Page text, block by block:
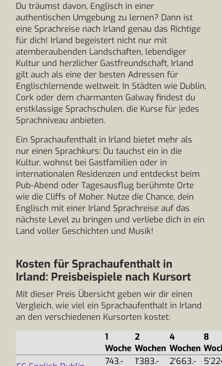
Du träumst davon, Englisch in einer
authentischen Umgebung zu lernen? Dann ist
eine Sprachreise nach Irland genau das Richtige
für dich! Irland begeistert nicht nur mit
atemberaubenden Landschaften, lebendiger
Kultur und herzlicher Gastfreundschaft, Irland
gilt auch als eine der besten Adressen für
Englischlernende weltweit. In Städten wie Dublin,
Cork oder dem charmanten Galway findest du
erstklassige Sprachschulen, die Kurse für jedes
Sprachniveau anbieten.
Ein Sprachaufenthalt in Irland bietet mehr als
nur einen Sprachkurs: Du tauchst ein in die
Kultur, wohnst bei Gastfamilien oder in
internationalen Residenzen und entdeckst beim
Pub-Abend oder Tagesausflug berühmte Orte
wie die Cliffs of Moher. Nutze die Chance, dein
Englisch mit einer Irland Sprachreise auf das
nächste Level zu bringen und verliebe dich in ein
Land voller Geschichten und Musik!
Kosten für Sprachaufenthalt in
Irland: Preisbeispiele nach Kursort
Mit dieser Preis Übersicht geben wir dir einen
Vergleich, wie viel ein Sprachaufenthalt in Irland
an den verschiedenen Kursorten kostet:
1
Woche
2
Wochen
4
Wochen
8
743.- 1'383.- 2'663.-